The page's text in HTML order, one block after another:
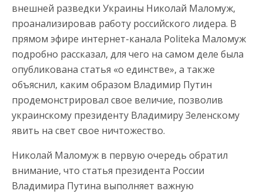
внешней разведки Украины Николай Маломуж,
проанализировав работу российского лидера. В
прямом эфире интернет-канала Politeka Маломуж
подробно рассказал, для чего на самом деле была
опубликована статья «о единстве», а также
объяснил, каким образом Владимир Путин
продемонстрировал свое величие, позволив
украинскому президенту Владимиру Зеленскому
явить на свет свое ничтожество.
Николай Маломуж в первую очередь обратил
внимание, что статья президента России
Владимира Путина выполняет важную